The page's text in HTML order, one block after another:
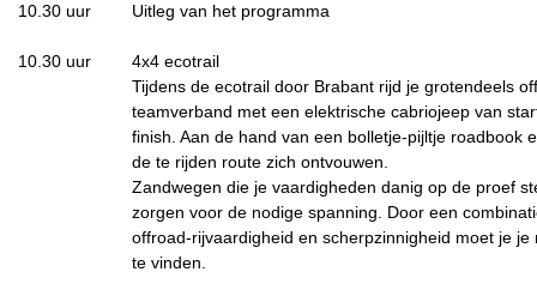
10.30 uur Uitleg van het programma
10.30 uur
4x4 ecotrail
Tijdens de ecotrail door Brabant rijd je grotendeels
teamverband met een elektrische cabriojeep van
finish. Aan de hand van een bolletje-pijltje roadbook
de te rijden route zich ontvouwen.
Zandwegen die je vaardigheden danig op de proef
zorgen voor de nodige spanning. Door een
offroad-rijvaardigheid en scherpzinnigheid moet je je
te vinden.